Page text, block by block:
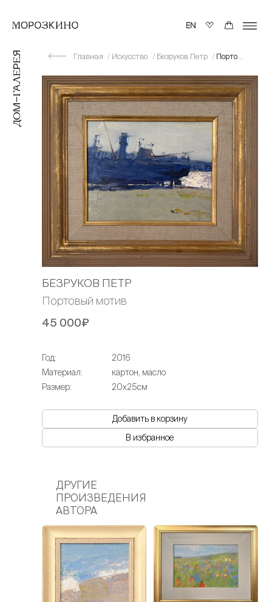
Главная Искусство Безруков Петр Портовый мотив
БЕЗРУКОВ ПЕТР
Портовый мотив
45 000₽
Год:
2016
Материал:
картон, масло
Размер:
20х25см
Добавить в корзину
В избранное
ДРУГИЕ
ПРОИЗВЕДЕНИЯ
АВТОРА